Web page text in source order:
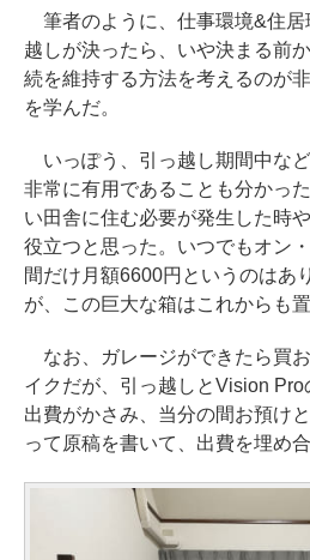
筆者のように、仕事環境&住居
越しが決ったら、いや決まる前
続を維持する方法を考えるのが
を学んだ。
いっぽう、引っ越し期間中な
非常に有用であることも分かっ
い田舎に住む必要が発生した時
役立つと思った。いつでもオン
間だけ月額6600円というのはあ
が、この巨大な箱はこれからも
なお、ガレージができたら買
イクだが、引っ越しとVision Pro
出費がかさみ、当分の間お預け
って原稿を書いて、出費を埋め